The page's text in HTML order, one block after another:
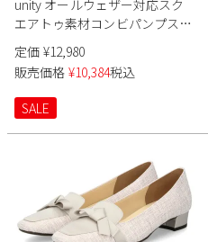
unity オールウェザー対応スク
エアトゥ素材コンビパンプス
478055
定価 ¥12,980
販売価格 ¥10,384税込
SALE